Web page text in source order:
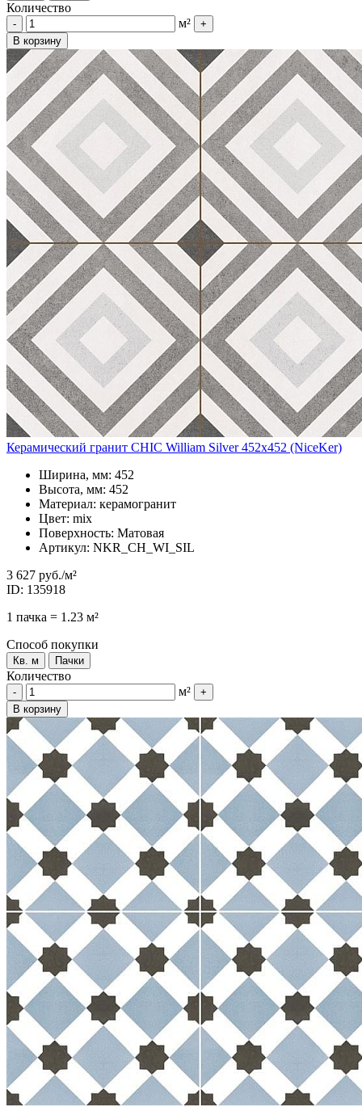
Количество
- м²
+
В корзину
Керамический гранит CHIC William Silver 452x452 (NiceKer)
Ширина, мм: 452
Высота, мм: 452
Материал: керамогранит
Цвет: mix
Поверхность: Матовая
Артикул: NKR_CH_WI_SIL
3 627 руб./м²
ID: 135918
1 пачка = 1.23 м²
Способ покупки
Кв. м Пачки
Количество
- м²
+
В корзину